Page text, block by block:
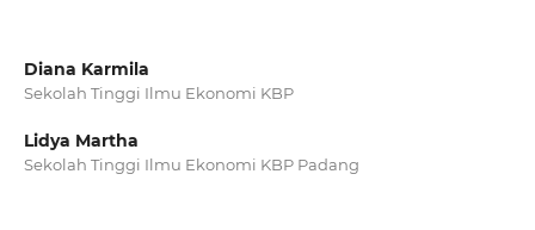
Diana Karmila
Sekolah Tinggi Ilmu Ekonomi KBP
Lidya Martha
Sekolah Tinggi Ilmu Ekonomi KBP Padang